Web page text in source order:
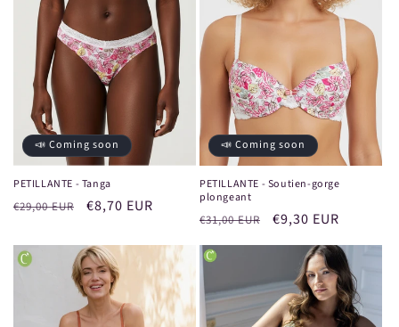
📣 Coming soon
PETILLANTE - Tanga
Prix
€29,00 EUR
Prix
€8,70 EUR
📣 Coming soon
PETILLANTE - Soutien-gorge
plongeant
Prix
habituel
€31,00 EUR
Prix
promotionnel
€9,30 EUR